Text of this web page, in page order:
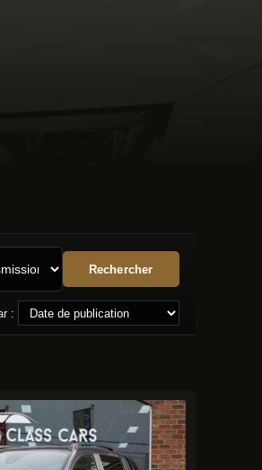
Rechercher
: